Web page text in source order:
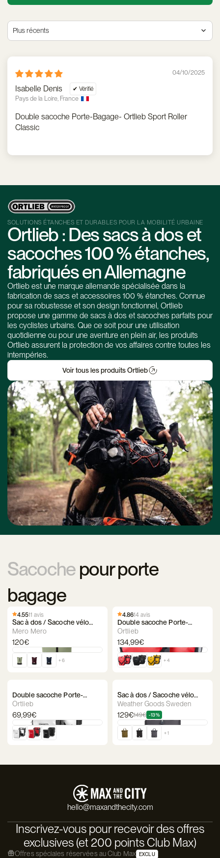
Sort by
04/10/2025
Isabelle Denis
Pays de la Loire, France
Double sacoche Porte-Bagage- Ortlieb Sport Roller
Classic
SOLUTIONS ÉTANCHES ET DURABLES POUR LA MOBILITÉ URBAINE
Ortlieb : Des sacs à dos et
sacoches 100 % étanches,
fabriqués en Allemagne
Ortlieb est une marque allemande spécialisée dans la
fabrication de sacs et accessoires 100 % étanches. Connue
pour sa robustesse et son design fonctionnel, Ortlieb
propose une gamme de sacs à dos et sacoches parfaits pour
les cyclistes urbains. Que ce soit pour une utilisation
quotidienne ou pour une aventure en plein air, les produits
Ortlieb assurent la protection de vos affaires contre toutes les
intempéries.
Voir tous les produits Ortlieb
Sacochepour porte
bagage
4.5511 avis
Sac à dos / Sacoche vélo
Mero Mero Annecy
Mero Mero
120€
+ 6
4.8614 avis
Double sacoche Porte-
Bagage - Ortlieb - Back-Roller
Classic
Ortlieb
134,99€
+ 4
Double sacoche Porte-
Bagage- Ortlieb Sport Roller
City
Ortlieb
69,99€
Sac à dos / Sacoche vélo
Weather Goods Sweden -
City BikePack
Weather Goods Sweden
129€149€ -13%
+ 1
hello@maxandthecity.com
Inscrivez-vous pour recevoir des offres
exclusives (et 200 points Club Max)
Offres spéciales réservées au Club Max EXCLU